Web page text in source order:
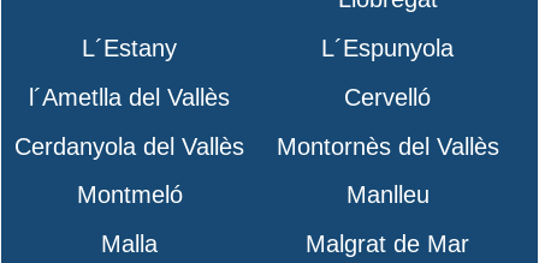
L´Estany
L´Espunyola
l´Ametlla del Vallès
Cervelló
Cerdanyola del Vallès
Montornès del Vallès
Montmeló
Manlleu
Malla
Malgrat de Mar